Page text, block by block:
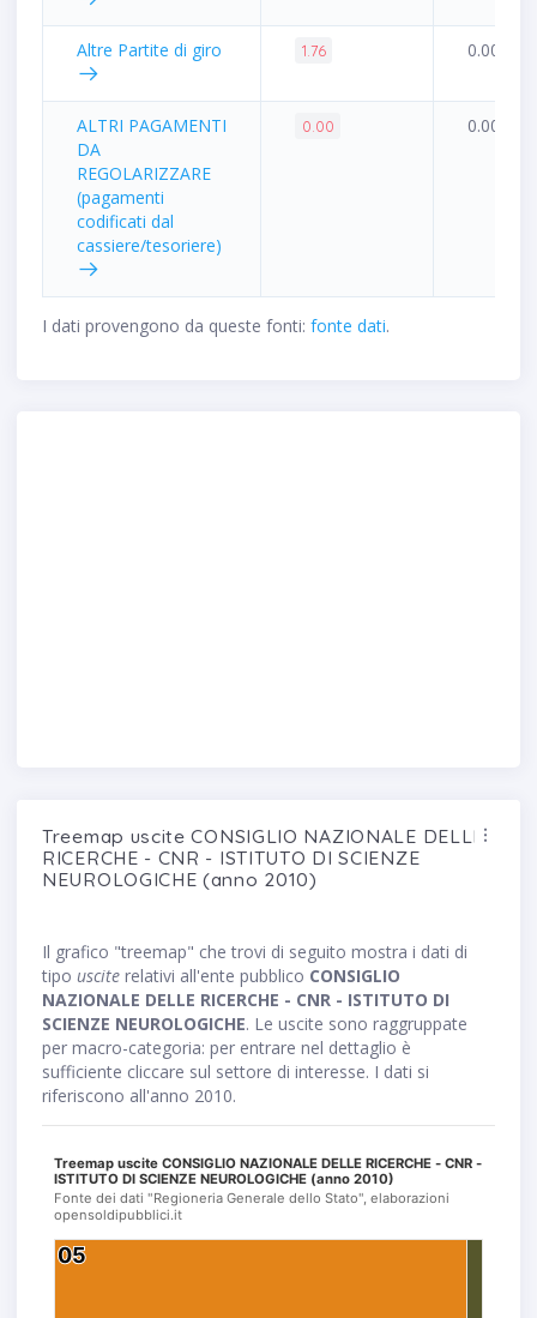
Altre Partite di giro 1.76 0.00%
ALTRI PAGAMENTI
DA
REGOLARIZZARE
(pagamenti
codificati dal
cassiere/tesoriere)
0.00 0.00%
I dati provengono da queste fonti: fonte dati.
Treemap uscite CONSIGLIO NAZIONALE DELLE
RICERCHE - CNR - ISTITUTO DI SCIENZE
NEUROLOGICHE (anno 2010)
Il grafico "treemap" che trovi di seguito mostra i dati di
tipo uscite relativi all'ente pubblico CONSIGLIO
NAZIONALE DELLE RICERCHE - CNR - ISTITUTO DI
SCIENZE NEUROLOGICHE. Le uscite sono raggruppate
per macro-categoria: per entrare nel dettaglio è
sufficiente cliccare sul settore di interesse. I dati si
riferiscono all'anno 2010.
Treemap uscite CONSIGLIO NAZIONALE DELLE RICERCHE - CNR -
ISTITUTO DI SCIENZE NEUROLOGICHE (anno 2010)
Fonte dei dati "Regioneria Generale dello Stato", elaborazioni
opensoldipubblici.it
05
05